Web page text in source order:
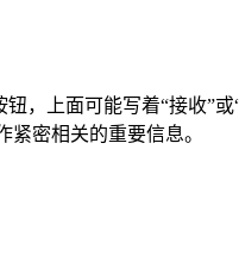
，上面可能写着“接收”
密相关的重要信息。